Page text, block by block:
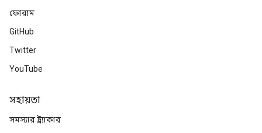
ফোরাম
GitHub
Twitter
YouTube
সহায়তা
সমস্যার ট্র্যাকার